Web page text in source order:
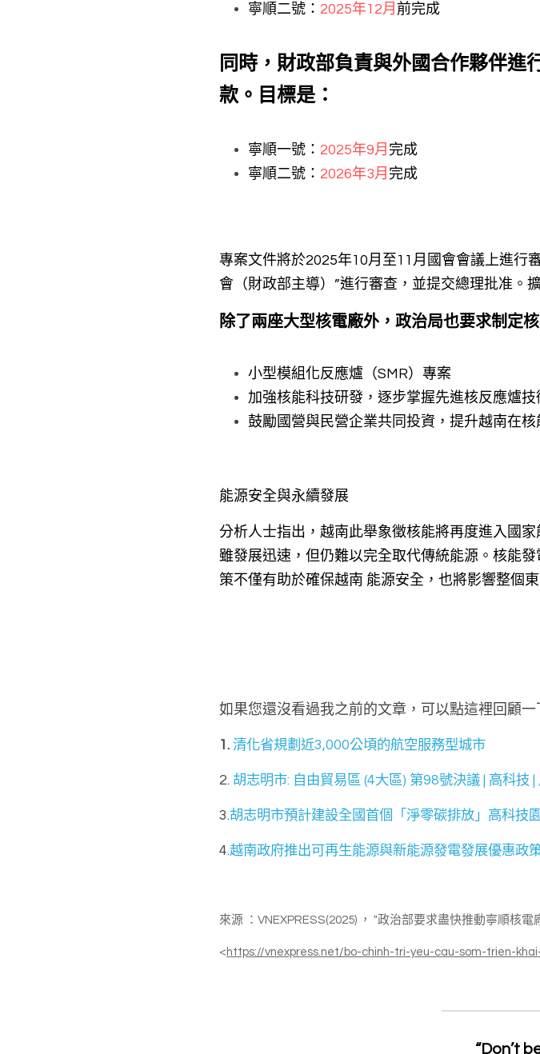
寧順二號： 2025年12月 前完成
同時，財政部負責與外國合作夥伴進
款。目標是：
寧順一號： 2025年9月 完成
寧順二號： 2026年3月 完成
專案文件將於2025年10月至11月國會會議上進行
會（財政部主導）”進行審查，並提交總理批准。
除了兩座大型核電廠外，政治局也要求制定
小型模組化反應爐（SMR）專案
加強核能科技研發，逐步掌握先進核反應爐技
鼓勵國營與民營企業共同投資，提升越南在
能源安全與永續發展
分析人士指出，越南此舉象徵核能將再度進入國
雖發展迅速，但仍難以完全取代傳統能源。核能
策不僅有助於確保越南 能源安全，也將影響整個
如果您還沒看過我之前的文章，可以點這裡回顧一
1. 清化省規劃近3,000公頃的航空服務型城市
2. 胡志明市: 自由貿易區 (4大區) 第98號決議 | 高科技 |
3.胡志明市預計建設全國首個「淨零碳排放」高科技
4.越南政府推出可再生能源與新能源發電發展優惠政
來源 ：VNEXPRESS(2025) ， "政治部要求盡快推動寧順核電
< https://vnexpress.net/bo-chinh-tri-yeu-cau-som-trien-